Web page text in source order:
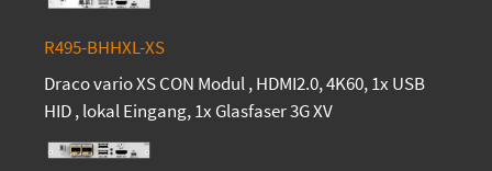
R495-BHHXL-XS
Draco vario XS CON Modul , HDMI2.0, 4K60, 1x USB
HID , lokal Eingang, 1x Glasfaser 3G XV